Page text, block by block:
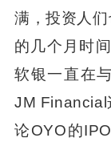
满，投资人
的几个月时
软银一直在
JM Financial
论OYO的